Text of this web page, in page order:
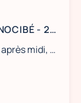
ANGERS - Distribution de flyers NOCIBÉ - 21 et 22 août / 28 et 29 août
CDD, Temps partiel, Temps partiel - après midi, Ponctuel